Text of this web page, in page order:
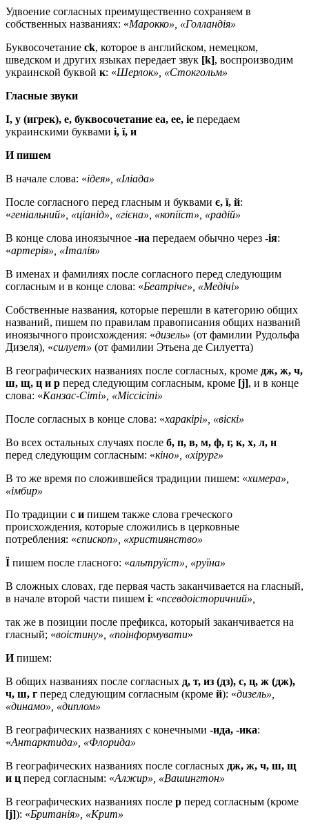
Удвоение согласных преимущественно сохраняем в
собственных названиях: «Марокко», «Голландія»
Буквосочетание ck, которое в английском, немецком,
шведском и других языках передает звук [k], воспроизводим
украинской буквой к: «Шерлок», «Стокгольм»
Гласные звуки
І, у (игрек), e, буквосочетание ea, ee, ie передаем
украинскими буквами і, ї, и
И пишем
В начале слова: «ідея», «Іліада»
После согласного перед гласным и буквами є, ї, й:
«геніальний», «ціанід», «гієна», «копіїст», «радій»
В конце слова иноязычное -иa передаем обычно через -ія:
«артерія», «Італія»
В именах и фамилиях после согласного перед следующим
согласным и в конце слова: «Беатріче», «Медічі»
Собственные названия, которые перешли в категорию общих
названий, пишем по правилам правописания общих названий
иноязычного происхождения: «дизель» (от фамилии Рудольфа
Дизеля), «силует» (от фамилии Этьена де Силуетта)
В географических названиях после согласных, кроме дж, ж, ч,
ш, щ, ц и р перед следующим согласным, кроме [j], и в конце
слова: «Канзас-Сіті», «Міссісіпі»
После согласных в конце слова: «харакірі», «віскі»
Во всех остальных случаях после б, п, в, м, ф, г, к, х, л, н
перед следующим согласным: «кіно», «хірург»
В то же время по сложившейся традиции пишем: «химера»,
«імбир»
По традиции с и пишем также слова греческого
происхождения, которые сложились в церковные
потребления: «єпископ», «християнство»
Ї пишем после гласного: «альтруїст», «руїна»
В сложных словах, где первая часть заканчивается на гласный,
в начале второй части пишем і: «псевдоісторичний»,
так же в позиции после префикса, который заканчивается на
гласный; «воістину», «поінформувати»
Ипишем:
В общих названиях после согласных д, т, из (дз), с, ц, ж (дж),
ч, ш, г перед следующим согласным (кроме й): «дизель»,
«динамо», «диплом»
В географических названиях с конечными -ида, -ика:
«Антарктида», «Флорида»
В географических названиях после согласных дж, ж, ч, ш, щ
и ц перед согласным: «Алжир», «Вашингтон»
В географических названиях после р перед согласным (кроме
[j]): «Британія», «Крит»